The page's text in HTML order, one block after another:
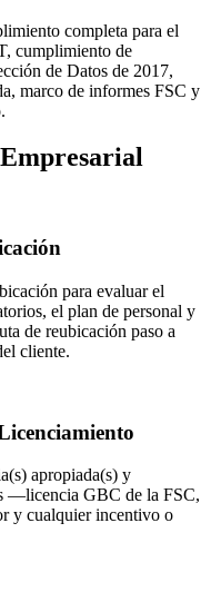
completa para el
cumplimiento de
de Datos de 2017,
marco de informes FSC y
para evaluar el
el plan de personal y
de reubicación paso a
cliente.
apropiada(s) y
—licencia GBC de la FSC,
y cualquier incentivo o